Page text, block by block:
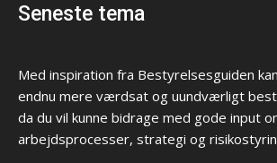
Seneste tema
Med inspiration fra Bestyrelsesguiden
endnu mere værdsat og uundværligt
da du vil kunne bidrage med gode input
arbejdsprocesser, strategi og